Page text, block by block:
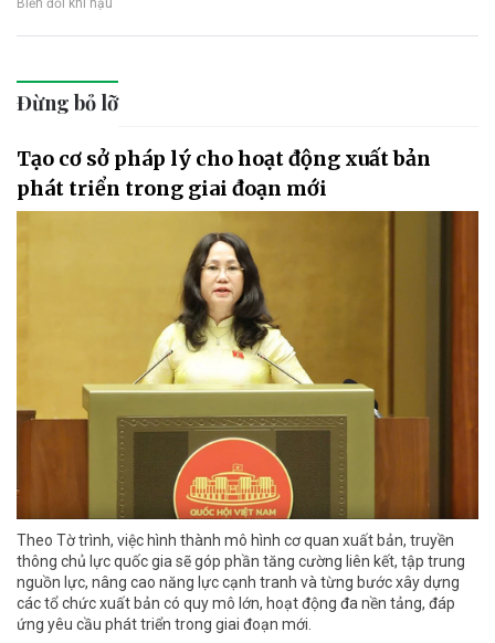
Biến đổi khí hậu
Đừng bỏ lỡ
Tạo cơ sở pháp lý cho hoạt động xuất bản
phát triển trong giai đoạn mới
Theo Tờ trình, việc hình thành mô hình cơ quan xuất bản, truyền
thông chủ lực quốc gia sẽ góp phần tăng cường liên kết, tập trung
nguồn lực, nâng cao năng lực cạnh tranh và từng bước xây dựng
các tổ chức xuất bản có quy mô lớn, hoạt động đa nền tảng, đáp
ứng yêu cầu phát triển trong giai đoạn mới.